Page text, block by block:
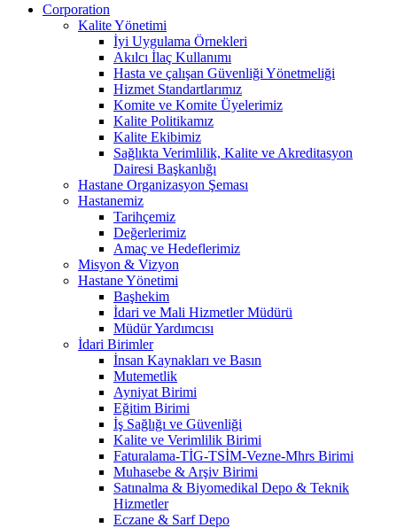
Corporation
Kalite Yönetimi
İyi Uygulama Örnekleri
Akılcı İlaç Kullanımı
Hasta ve çalışan Güvenliği Yönetmeliği
Hizmet Standartlarımız
Komite ve Komite Üyelerimiz
Kalite Politikamız
Kalite Ekibimiz
Sağlıkta Verimlilik, Kalite ve Akreditasyon
Dairesi Başkanlığı
Hastane Organizasyon Şeması
Hastanemiz
Tarihçemiz
Değerlerimiz
Amaç ve Hedeflerimiz
Misyon & Vizyon
Hastane Yönetimi
Başhekim
İdari ve Mali Hizmetler Müdürü
Müdür Yardımcısı
İdari Birimler
İnsan Kaynakları ve Basın
Mutemetlik
Ayniyat Birimi
Eğitim Birimi
İş Sağlığı ve Güvenliği
Kalite ve Verimlilik Birimi
Faturalama-TİG-TSİM-Vezne-Mhrs Birimi
Muhasebe & Arşiv Birimi
Satınalma & Biyomedikal Depo & Teknik
Hizmetler
Eczane & Sarf Depo